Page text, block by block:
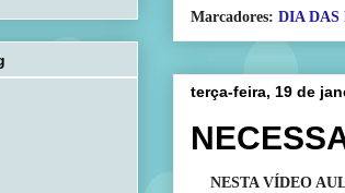
Marcadores: DIA DAS
terça-feira, 19 de
NESTA VÍDEO